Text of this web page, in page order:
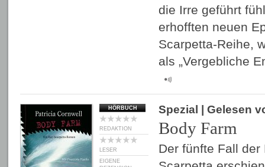
die Irre geführt
erhofften neuen
Scarpetta-Reihe,
als „Vergebliche
HÖRBUCH
REDAKTION
LESER
EIGENE
Spezial | Gelesen
Body Farm
Der fünfte Fall